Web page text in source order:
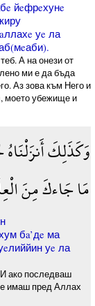
йeфрeхунe
уe ла
А на онези от
ми е да бъда
Аз зова към Него и
моето убежище и
وَكَذَلِكَ
مَا جَاءكَ مِنَ
бa’дe ма
уe ла
И ако последваш
имаш пред Аллах